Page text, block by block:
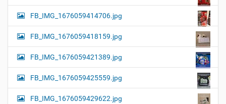
FB_IMG_1676059414706.jpg
FB_IMG_1676059418159.jpg
FB_IMG_1676059421389.jpg
FB_IMG_1676059425559.jpg
FB_IMG_1676059429622.jpg